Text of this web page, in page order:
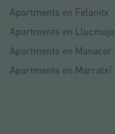
Apartments en Felanitx
Apartments en
Apartments en Manacor
Apartments en Marratxí